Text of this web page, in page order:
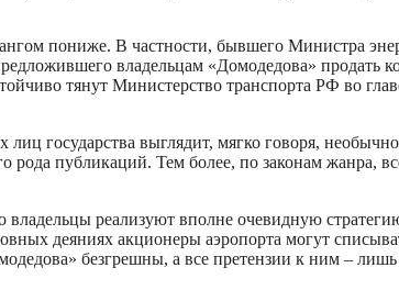
пониже. В частности, бывшего Министра
владельцам «Домодедова» продать
тянут Министерство транспорта РФ во
государства выглядит, мягко говоря,
рода публикаций. Тем более, по законам жанра,
владельцы реализуют вполне очевидную
деяниях акционеры аэропорта могут
безгрешны, а все претензии к ним –